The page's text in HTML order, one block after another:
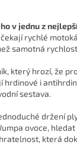
v jednu z
rychlé
samotná
který hrozí, že
i
sestava.
držení
ovoce,
která